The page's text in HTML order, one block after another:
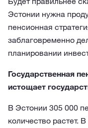
Эстонии нужна
пенсионная
заблаговременно
планировании
Государственная
истощает
В Эстонии 305 000
количество растет.